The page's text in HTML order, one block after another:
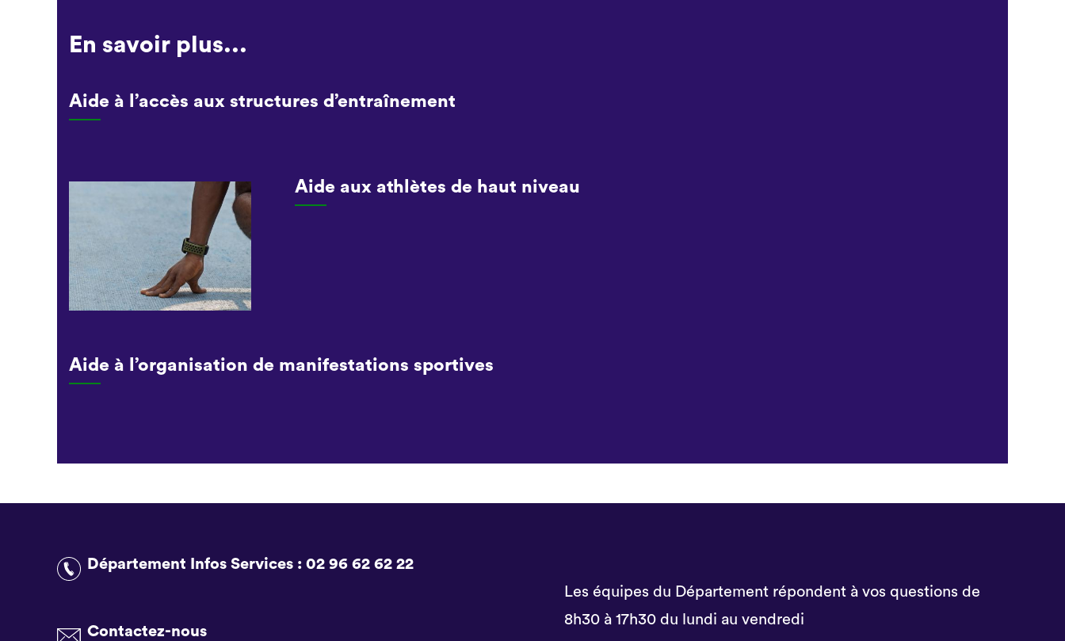
En savoir plus...
Aide à l’accès aux structures d’entraînement
Aide aux athlètes de haut niveau
Aide à l’organisation de manifestations sportives
Département Infos Services : 02 96 62 62 22
Contactez-nous
Les équipes du Département répondent à vos questions de
8h30 à 17h30 du lundi au vendredi